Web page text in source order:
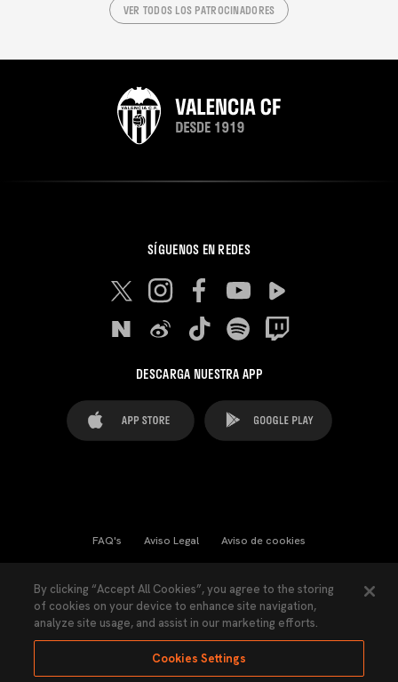
VER TODOS LOS PATROCINADORES
SÍGUENOS EN REDES
DESCARGA NUESTRA APP
FAQ's Aviso Legal Aviso de cookies
Ley Transparencia Política de Privacidad
Accesibilidad
By clicking “Accept All Cookies”, you agree to the storing
of cookies on your device to enhance site navigation,
analyze site usage, and assist in our marketing efforts.
Cookies Settings